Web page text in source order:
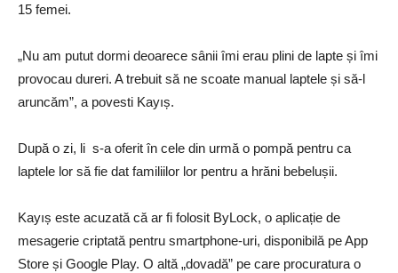
15 femei.
„Nu am putut dormi deoarece sânii îmi erau plini de lapte și îmi
provocau dureri. A trebuit să ne scoate manual laptele și să-l
aruncăm”, a povesti Kayıș.
După o zi, li s-a oferit în cele din urmă o pompă pentru ca
laptele lor să fie dat familiilor lor pentru a hrăni bebelușii.
Kayıș este acuzată că ar fi folosit ByLock, o aplicație de
mesagerie criptată pentru smartphone-uri, disponibilă pe App
Store și Google Play. O altă „dovadă” pe care procuratura o